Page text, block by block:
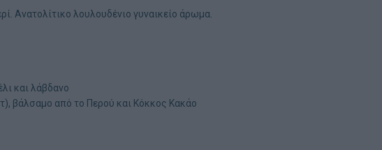
Ανατολίτικο λουλουδένιο γυναικείο άρωμα.
και λάβδανο
βάλσαμο από το Περού και Κόκκος Κακάο